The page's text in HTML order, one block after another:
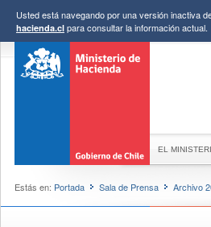
Usted está navegando por una versión inactiva
hacienda.cl para consultar la información actual.
EL
Estás en: Portada Sala de Prensa Archivo